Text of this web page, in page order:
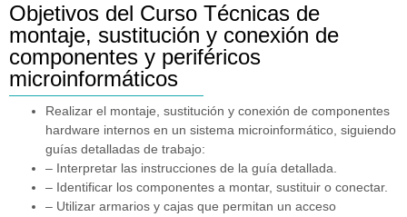
Objetivos del Curso Técnicas de
montaje, sustitución y conexión de
componentes y periféricos
microinformáticos
Realizar el montaje, sustitución y conexión de componentes
hardware internos en un sistema microinformático, siguiendo
guías detalladas de trabajo:
– Interpretar las instrucciones de la guía detallada.
– Identificar los componentes a montar, sustituir o conectar.
– Utilizar armarios y cajas que permitan un acceso